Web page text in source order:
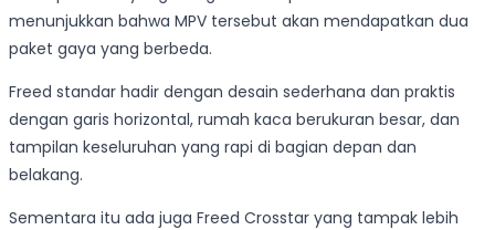
menunjukkan bahwa MPV tersebut akan mendapatkan dua
paket gaya yang berbeda.
Freed standar hadir dengan desain sederhana dan praktis
dengan garis horizontal, rumah kaca berukuran besar, dan
tampilan keseluruhan yang rapi di bagian depan dan
belakang.
Sementara itu ada juga Freed Crosstar yang tampak lebih